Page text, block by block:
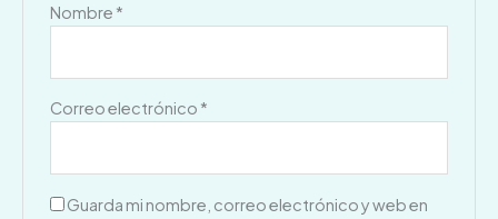
Nombre *
Correo electrónico *
Guarda mi nombre, correo electrónico y web en